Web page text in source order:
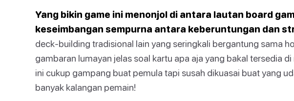
Yang bikin game ini menonjol di antara lautan board
keseimbangan sempurna antara keberuntungan dan
deck-building tradisional lain yang seringkali bergantung sama
gambaran lumayan jelas soal kartu apa aja yang bakal tersedia
ini cukup gampang buat pemula tapi susah dikuasai buat yang
banyak kalangan pemain!